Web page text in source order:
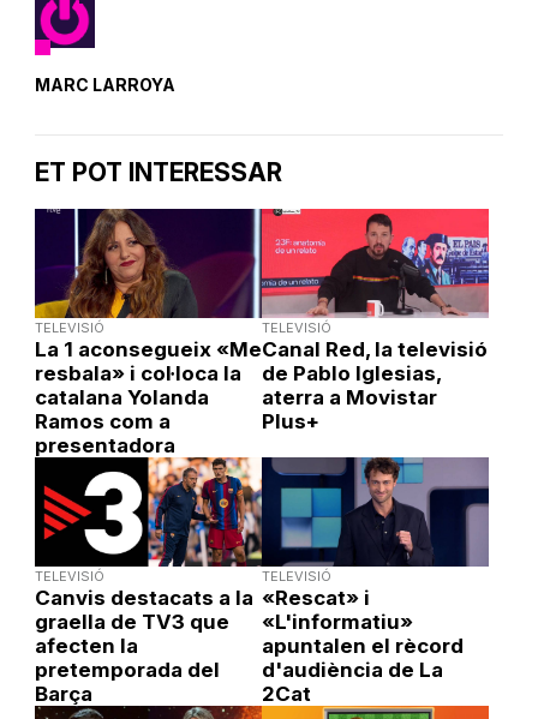
MARC LARROYA
ET POT INTERESSAR
TELEVISIÓ
La 1 aconsegueix «Me
resbala» i col·loca la
catalana Yolanda
Ramos com a
presentadora
TELEVISIÓ
Canal Red, la televisió
de Pablo Iglesias,
aterra a Movistar
Plus+
TELEVISIÓ
Canvis destacats a la
graella de TV3 que
afecten la
pretemporada del
Barça
TELEVISIÓ
«Rescat» i
«L'informatiu»
apuntalen el rècord
d'audiència de La
2Cat